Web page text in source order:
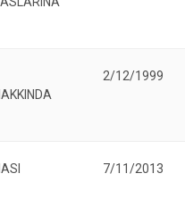
2/12/1999
7/11/2013